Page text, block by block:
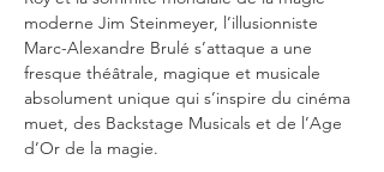
moderne Jim Steinmeyer, l’illusionniste
Marc-Alexandre Brulé s’attaque a une
fresque théâtrale, magique et musicale
absolument unique qui s’inspire du cinéma
muet, des Backstage Musicals et de l’Age
d’Or de la magie.